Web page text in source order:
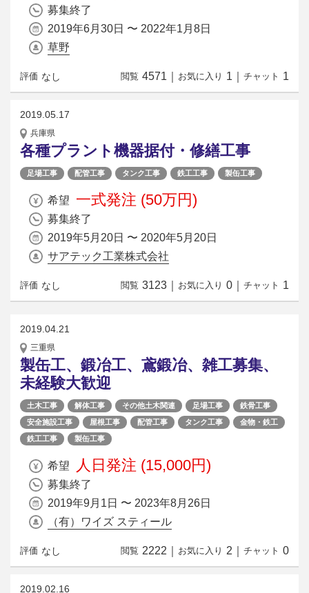
募集終了
2019年6月30日 〜 2022年1月8日
草野
評価 なし 閲覧 4571 お気に入り 1 チャット 1
2019.05.17
兵庫県
各種プラント機器据付・修繕工事
足場工事 配管工事 タンク工事 鉄工工事 製缶工事
希望 一式発注 (50万円)
募集終了
2019年5月20日 〜 2020年5月20日
サアテック工業株式会社
評価 なし 閲覧 3123 お気に入り 0 チャット 1
2019.04.21
三重県
製缶工、鍛冶工、鳶鍛冶、雑工募集、
未経験大歓迎
土木工事 解体工事 その他土木関連 足場工事
鉄骨工事
安全施設工事
屋根工事 配管工事 タンク工事
金物・鉄工
鉄工工事
製缶工事
希望 人日発注 (15,000円)
募集終了
2019年9月1日 〜 2023年8月26日
（有）ワイズ スティール
評価 なし 閲覧 2222 お気に入り 2 チャット 0
2019.02.16